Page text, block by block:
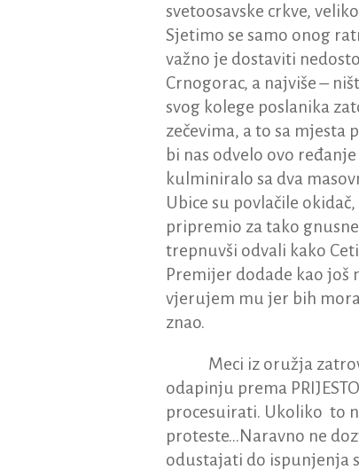
svetoosavske crkve,
Sjetimo se samo onog
važno je dostaviti
Crnogorac, a najviše –
svog kolege poslanika
zečevima, a to sa mjesta
bi nas odvelo ovo
kulminiralo sa dva
Ubice su povlačile
pripremio za tako
trepnuvši odvali kako
Premijer dodade kao još
vjerujem mu jer bih
znao.
Meci iz oružja
odapinju prema
procesuirati. Ukoliko to
proteste…Naravno ne
odustajati do ispunjenja